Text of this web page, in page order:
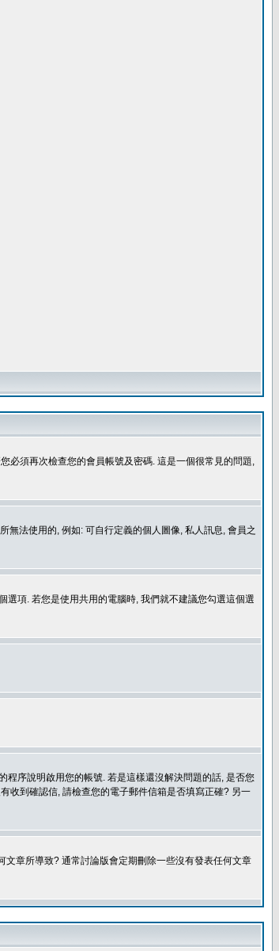
必須再次檢查您的會員帳號及密碼. 這是一個很常見的問題,
法使用的, 例如: 可自行定義的個人圖像, 私人訊息, 會員之
項. 若您是使用共用的電腦時, 我們就不建議您勾選這個選
程序說明啟用您的帳號. 若是這樣還沒解決問題的話, 是否您
收到確認信, 請檢查您的電子郵件信箱是否填寫正確? 另一
章所導致? 通常討論版會定期刪除一些沒有發表任何文章